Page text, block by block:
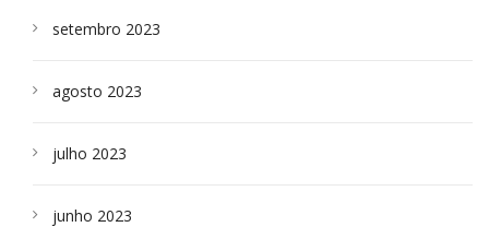
setembro 2023
agosto 2023
julho 2023
junho 2023